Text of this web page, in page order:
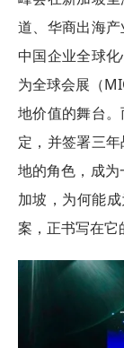
道、华商出海
中国企业全球
为全球会展（
地价值的舞台
定，并签署三
地的角色，成为
加坡，为何能
案，正书写在它